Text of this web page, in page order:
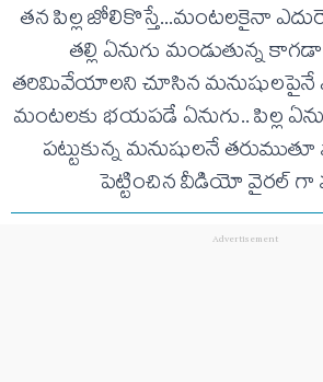
తన పిల్ల జోలికొస్తే...మంటలకైనా
తల్లి ఏనుగు మండుతున్న
తరిమివేయాలని చూసిన మనుషులపైనే
మంటలకు భయపడే ఏనుగు.. పిల్ల
పట్టుకున్న మనుషులనే
పెట్టించిన వీడియో వైరల్